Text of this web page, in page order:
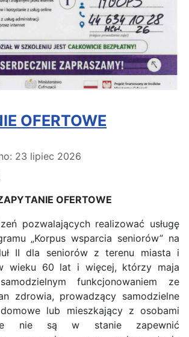
OFERTOWE
23 lipiec 2026
OFERTOWE
pozwalających realizować usługę
„Korpus wsparcia seniorów” na
II dla seniorów z terenu miasta i
wieku 60 lat i więcej, którzy maja
funkcjonowaniem ze
zdrowia, prowadzący samodzielne
lub mieszkający z osobami
nie są w stanie zapewnić